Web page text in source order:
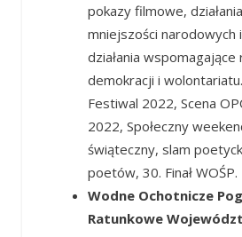
pokazy filmowe,
mniejszości narodowych
działania
demokracji i
Festiwal 2022, Scena
2022, Społeczny
świąteczny, slam
poetów, 30. Finał WOŚP.
Wodne Ochotnicze
Ratunkowe